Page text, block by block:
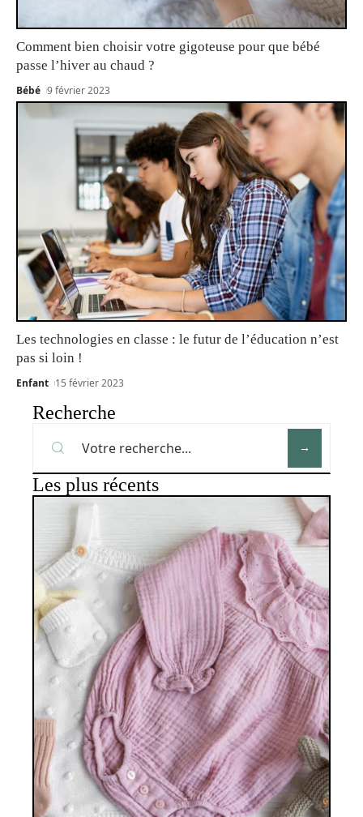
Comment bien choisir votre gigoteuse pour que bébé
passe l’hiver au chaud ?
Bébé 9 février 2023
Les technologies en classe : le futur de l’éducation n’est
pas si loin !
Enfant 15 février 2023
Recherche
Les plus récents